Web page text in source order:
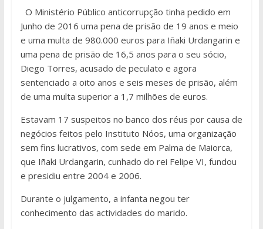
O Ministério Público anticorrupção tinha pedido em
Junho de 2016 uma pena de prisão de 19 anos e meio
e uma multa de 980.000 euros para Iñaki Urdangarin e
uma pena de prisão de 16,5 anos para o seu sócio,
Diego Torres, acusado de peculato e agora
sentenciado a oito anos e seis meses de prisão, além
de uma multa superior a 1,7 milhões de euros.
Estavam 17 suspeitos no banco dos réus por causa de
negócios feitos pelo Instituto Nóos, uma organização
sem fins lucrativos, com sede em Palma de Maiorca,
que Iñaki Urdangarin, cunhado do rei Felipe VI, fundou
e presidiu entre 2004 e 2006.
Durante o julgamento, a infanta negou ter
conhecimento das actividades do marido.